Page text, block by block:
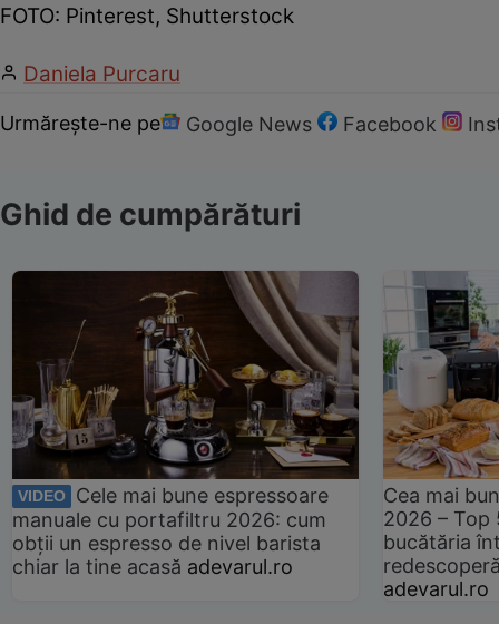
FOTO: Pinterest, Shutterstock
Daniela Purcaru
Urmărește-ne pe Google News Facebook
Ghid de cumpărături
VIDEO
Cele mai bune espressoare
manuale cu portafiltru 2026: cum
obții un espresso de nivel barista
chiar la tine acasă adevarul.ro
Cea mai
2026 –
bucătăria
adevarul.ro